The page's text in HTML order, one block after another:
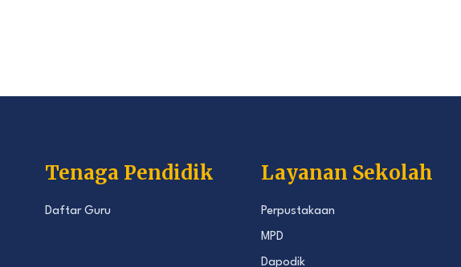
Tenaga Pendidik
Daftar Guru
Layanan Sekolah
Perpustakaan
MPD
Dapodik